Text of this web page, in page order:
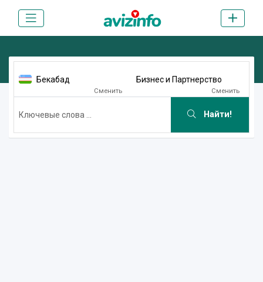
Бекабад
Сменить
Бизнес и Партнерство
Сменить
Найти!